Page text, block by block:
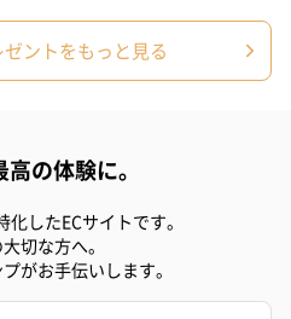
ントをもっと見る
の体験に。
したECサイトです。
切な方へ。
がお手伝いします。